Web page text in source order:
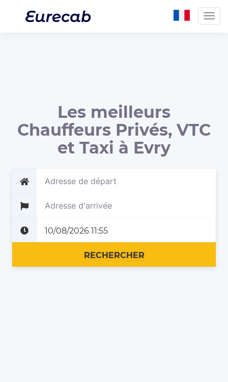
Les meilleurs
Chauffeurs Privés, VTC
et Taxi à Evry
RECHERCHER